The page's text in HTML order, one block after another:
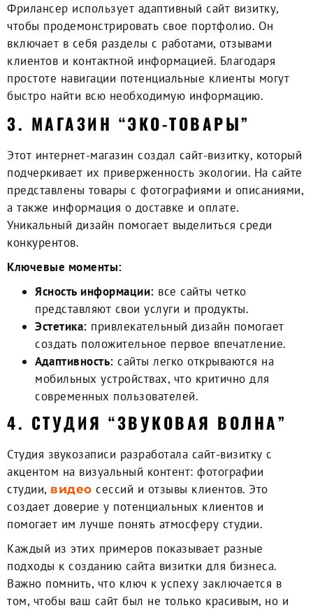
Фрилансер использует адаптивный сайт визитку,
чтобы продемонстрировать свое портфолио. Он
включает в себя разделы с работами, отзывами
клиентов и контактной информацией. Благодаря
простоте навигации потенциальные клиенты могут
быстро найти всю необходимую информацию.
3. МАГАЗИН “ЭКО-ТОВАРЫ”
Этот интернет-магазин создал сайт-визитку, который
подчеркивает их приверженность экологии. На сайте
представлены товары с фотографиями и описаниями,
а также информация о доставке и оплате.
Уникальный дизайн помогает выделиться среди
конкурентов.
Ключевые моменты:
Ясность информации: все сайты четко
представляют свои услуги и продукты.
Эстетика: привлекательный дизайн помогает
создать положительное первое впечатление.
Адаптивность: сайты легко открываются на
мобильных устройствах, что критично для
современных пользователей.
4. СТУДИЯ “ЗВУКОВАЯ ВОЛНА”
Студия звукозаписи разработала сайт-визитку с
акцентом на визуальный контент: фотографии
студии, видео сессий и отзывы клиентов. Это
создает доверие у потенциальных клиентов и
помогает им лучше понять атмосферу студии.
Каждый из этих примеров показывает разные
подходы к созданию сайта визитки для бизнеса.
Важно помнить, что ключ к успеху заключается в
том, чтобы ваш сайт был не только красивым, но и